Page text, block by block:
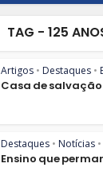
TAG - 125
Artigos • Destaques •
Casa de salvação
Destaques • Notícias •
Ensino que